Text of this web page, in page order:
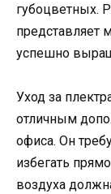
губоцветных.
представляет
успешно
Уход за
отличным
офиса. Он
избегать
воздуха